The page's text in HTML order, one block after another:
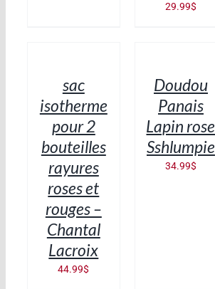
29.99$
DÉTAILSsac
isotherme
pour 2
bouteilles
rayures
roses et
rouges –
Chantal
Lacroix
44.99$
DÉTAILS
Doudou
Panais
Lapin rose
Sshlumpie
34.99$